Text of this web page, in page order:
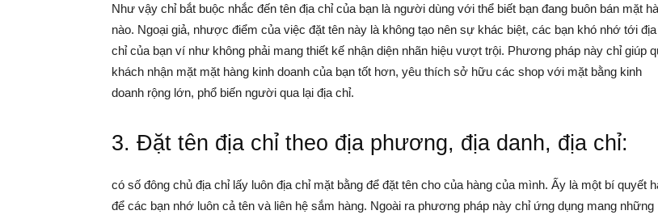
Như vậy chỉ bắt buộc nhắc đến tên địa chỉ của bạn là người dùng với thể biết bạn đang buôn bán mặt
nào. Ngoại giả, nhược điểm của việc đặt tên này là không tạo nên sự khác biệt, các bạn khó nhớ tới địa
chỉ của bạn ví như không phải mang thiết kế nhận diện nhãn hiệu vượt trội. Phương pháp này chỉ giúp
khách nhận mặt mặt hàng kinh doanh của bạn tốt hơn, yêu thích sở hữu các shop với mặt bằng kinh
doanh rộng lớn, phổ biến người qua lại địa chỉ.
3. Đặt tên địa chỉ theo địa phương, địa danh, địa chỉ:
có số đông chủ địa chỉ lấy luôn địa chỉ mặt bằng để đặt tên cho của hàng của mình. Ấy là một bí quyết
để các bạn nhớ luôn cả tên và liên hệ sắm hàng. Ngoài ra phương pháp này chỉ ứng dụng mang những